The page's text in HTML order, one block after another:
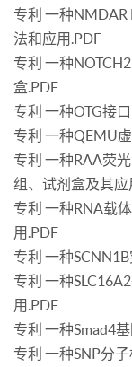
专利 一种
法和应用.PDF
专利 一种
盒.PDF
专利 一种OTG接
专利 一种QEMU
专利 一种RAA荧
组、试剂盒及其应
专利 一种RNA载
用.PDF
专利 一种
专利 一种
用.PDF
专利 一种Smad4
专利 一种SNP分